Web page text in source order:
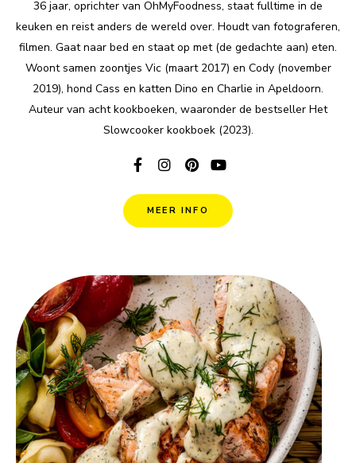
36 jaar, oprichter van OhMyFoodness, staat fulltime in de
keuken en reist anders de wereld over. Houdt van fotograferen,
filmen. Gaat naar bed en staat op met (de gedachte aan) eten.
Woont samen zoontjes Vic (maart 2017) en Cody (november
2019), hond Cass en katten Dino en Charlie in Apeldoorn.
Auteur van acht kookboeken, waaronder de bestseller Het
Slowcooker kookboek (2023).
MEER INFO